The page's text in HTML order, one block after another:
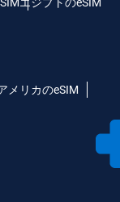
メリカのeSIM